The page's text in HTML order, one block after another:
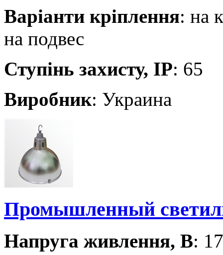
Варіанти кріплення: на
на подвес
Ступінь захисту, IP: 65
Виробник: Украина
Промышленный
Напруга живлення, В: